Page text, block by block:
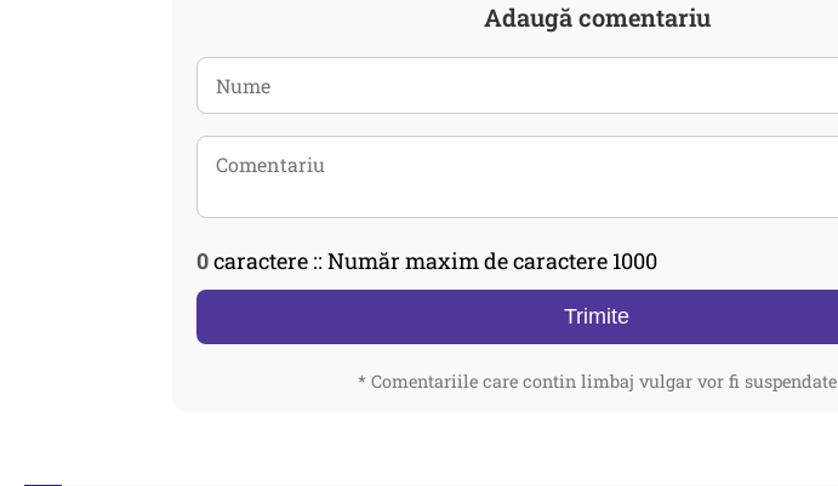
Adaugă comentariu
0caractere :: Număr maxim de caractere 1000
Trimite
* Comentariile care contin limbaj vulgar vor fi suspendate